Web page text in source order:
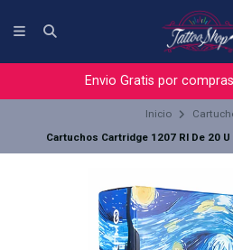
Envio Gratis por
Inicio
Cartuchos Cartridge 1207 Rl De 20